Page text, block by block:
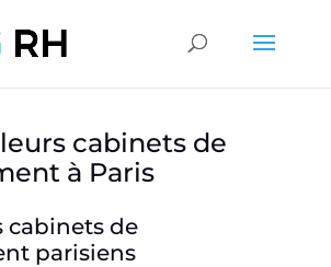
cabinets de
à Paris
cabinets de
parisiens